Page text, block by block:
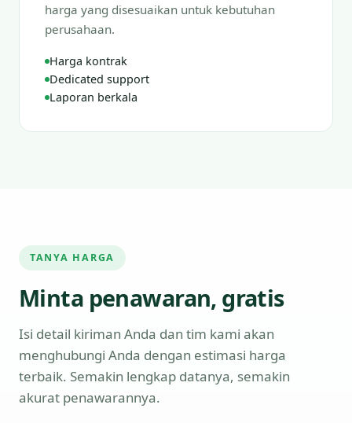
harga yang disesuaikan untuk kebutuhan
perusahaan.
Harga kontrak
Dedicated support
Laporan berkala
TANYA HARGA
Minta penawaran, gratis
Isi detail kiriman Anda dan tim kami akan
menghubungi Anda dengan estimasi harga
terbaik. Semakin lengkap datanya, semakin
akurat penawarannya.